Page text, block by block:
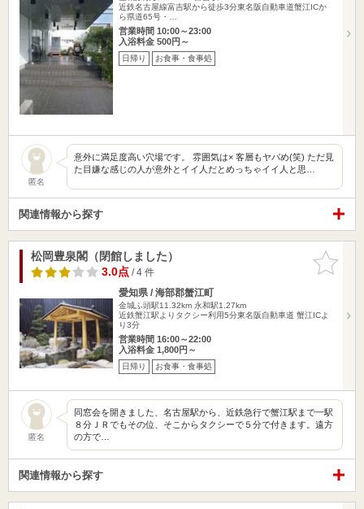
近鉄名古屋線富吉駅から徒歩3分東名阪自動車道蟹江ICか
ら県道65号・…
営業時間 10:00～23:00
入浴料金 500円～
日帰り お食事・食事処
匿名
意外に満足度高い穴場です。 雰囲気は× 客層もヤバめ(笑) ただ見
た目嫌な感じの人が意外とイイ人だとめっちゃイイ人と思…
関連情報から探す
お気に入
りに追加
松岡豊泉閣（閉館しました）
3.0点/ 4 件
愛知県 / 海部郡蟹江町
金城ふ頭駅11.32km 永和駅1.27km
近鉄蟹江駅よりタクシー利用5分東名阪自動車道 蟹江ICよ
り3分
営業時間 16:00～22:00
入浴料金 1,800円～
日帰り お食事・食事処
匿名
同窓会を開きました、名古屋駅から、近鉄急行で蟹江駅まで一駅
８分ＪＲでもその位、そこからタクシーで５分で付きます。遠方
の方で…
関連情報から探す